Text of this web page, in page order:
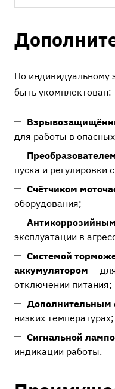
По индивидуальному
быть укомплектован:
для работы в
пуска и регулировки
Счётчиком
оборудования;
эксплуатации в
Системой
аккумулятором —
отключении питания;
Дополнительным
низких температурах;
Сигнальной
индикации работы.